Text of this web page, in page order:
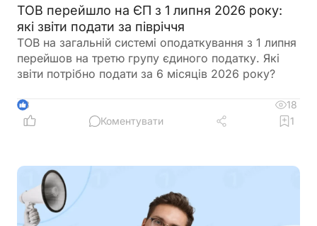
ТОВ перейшло на ЄП з 1 липня 2026 року:
які звіти подати за півріччя
ТОВ на загальній системі оподаткування з 1 липня
перейшов на третю групу єдиного податку. Які
звіти потрібно подати за 6 місяців 2026 року?
3
18
Коментувати
1